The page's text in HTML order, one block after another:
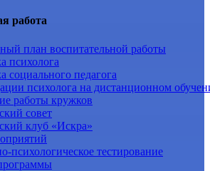
работа
план воспитательной работы
психолога
социального педагога
психолога на дистанционном
работы кружков
совет
клуб «Искра»
психологическое тестирование